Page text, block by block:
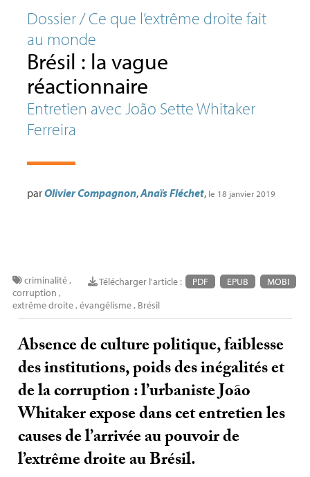
Dossier / Ce que l’extrême droite fait
au monde
Brésil : la vague
réactionnaire
Entretien avec João Sette Whitaker
Ferreira
parOlivier Compagnon,Anaïs Fléchet, le 18 janvier 2019
Télécharger l'article : PDF EPUB MOBI
criminalité,
corruption ,
extrême droite,évangélisme, Brésil
Absence de culture politique, faiblesse
des institutions, poids des inégalités et
de la corruption : l’urbaniste João
Whitaker expose dans cet entretien les
causes de l’arrivée au pouvoir de
l’extrême droite au Brésil.